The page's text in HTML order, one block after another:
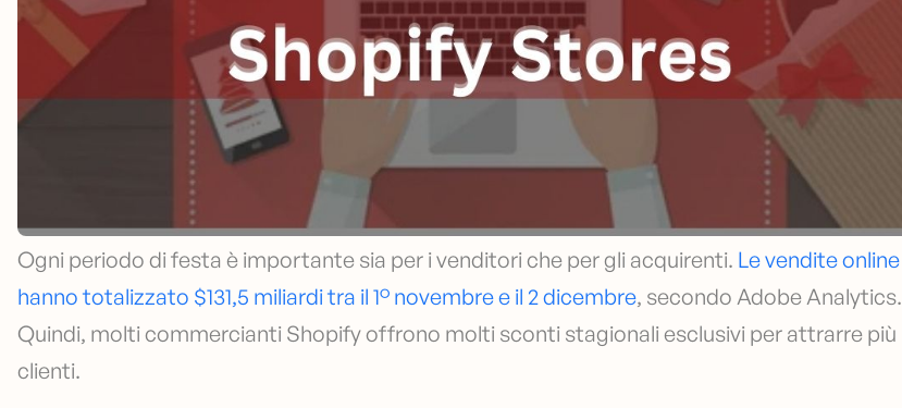
Ogni periodo di festa è importante sia per i venditori che per gli acquirenti. Le vendite online
hanno totalizzato $131,5 miliardi tra il 1° novembre e il 2 dicembre, secondo Adobe Analytics.
Quindi, molti commercianti Shopify offrono molti sconti stagionali esclusivi per attrarre più
clienti.